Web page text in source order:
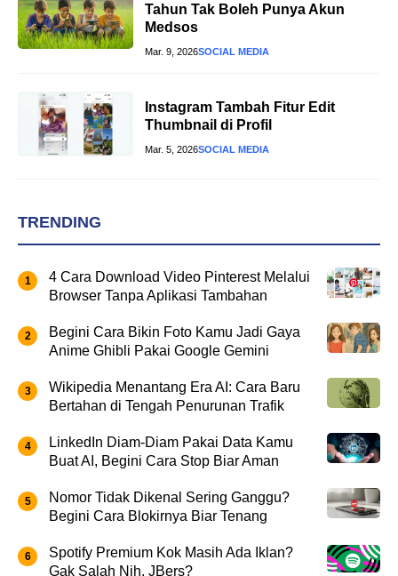
Tahun Tak Boleh Punya Akun
Medsos
Mar. 9, 2026SOCIAL MEDIA
Instagram Tambah Fitur Edit
Thumbnail di Profil
Mar. 5, 2026SOCIAL MEDIA
TRENDING
4 Cara Download Video Pinterest Melalui
Browser Tanpa Aplikasi Tambahan
Begini Cara Bikin Foto Kamu Jadi Gaya
Anime Ghibli Pakai Google Gemini
Wikipedia Menantang Era AI: Cara Baru
Bertahan di Tengah Penurunan Trafik
LinkedIn Diam-Diam Pakai Data Kamu
Buat AI, Begini Cara Stop Biar Aman
Nomor Tidak Dikenal Sering Ganggu?
Begini Cara Blokirnya Biar Tenang
Spotify Premium Kok Masih Ada Iklan?
Gak Salah Nih, JBers?